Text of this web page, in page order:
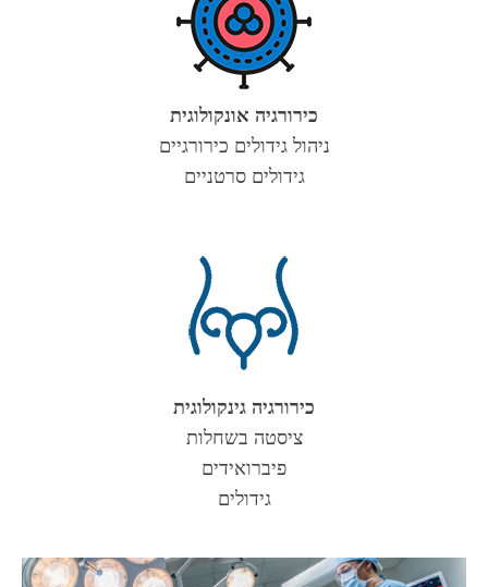
כירורגיה אונקולוגית
ניהול גידולים כירורגיים
גידולים סרטניים
כירורגיה גינקולוגית
ציסטה בשחלות
פיברואידים
גידולים